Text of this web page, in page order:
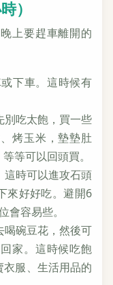
）
上要趕車離開的
下車。這時候有
吃太飽，買一些
烤玉米，墊墊肚
等可以回頭買。
時可以進攻石頭
來好好吃。避開6
會容易些。
碗豆花，然後可
家。這時候吃飽
服、生活用品的